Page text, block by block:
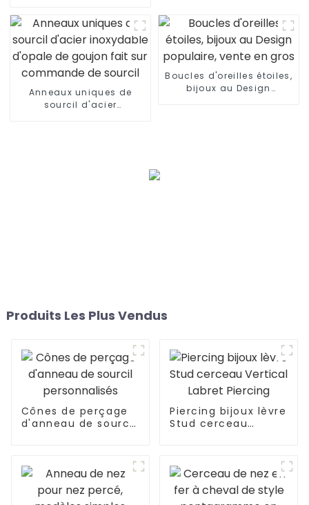
Anneaux uniques de
sourcil d'acier
Boucles d'oreilles étoiles,
bijoux au Design
Produits Les Plus Vendus
Cônes de perçage
d'anneau de sourcil
Piercing bijoux lèvre
Stud cerceau